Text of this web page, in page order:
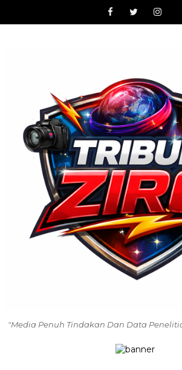
"Media Penuh Tindakan Dan Data